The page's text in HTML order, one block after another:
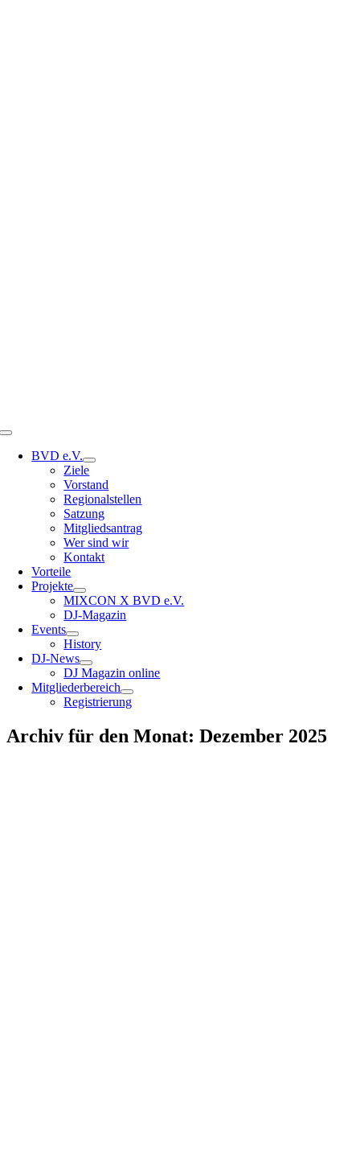
Toggle
NavigationBVD e.V.
Ziele
Vorstand
Regionalstellen
Satzung
Mitgliedsantrag
Wer sind wir
Kontakt
Vorteile
Projekte
MIXCON X BVD e.V.
DJ-Magazin
Events
History
DJ-News
DJ Magazin online
Mitgliederbereich
Registrierung
Archiv für den Monat: Dezember 2025